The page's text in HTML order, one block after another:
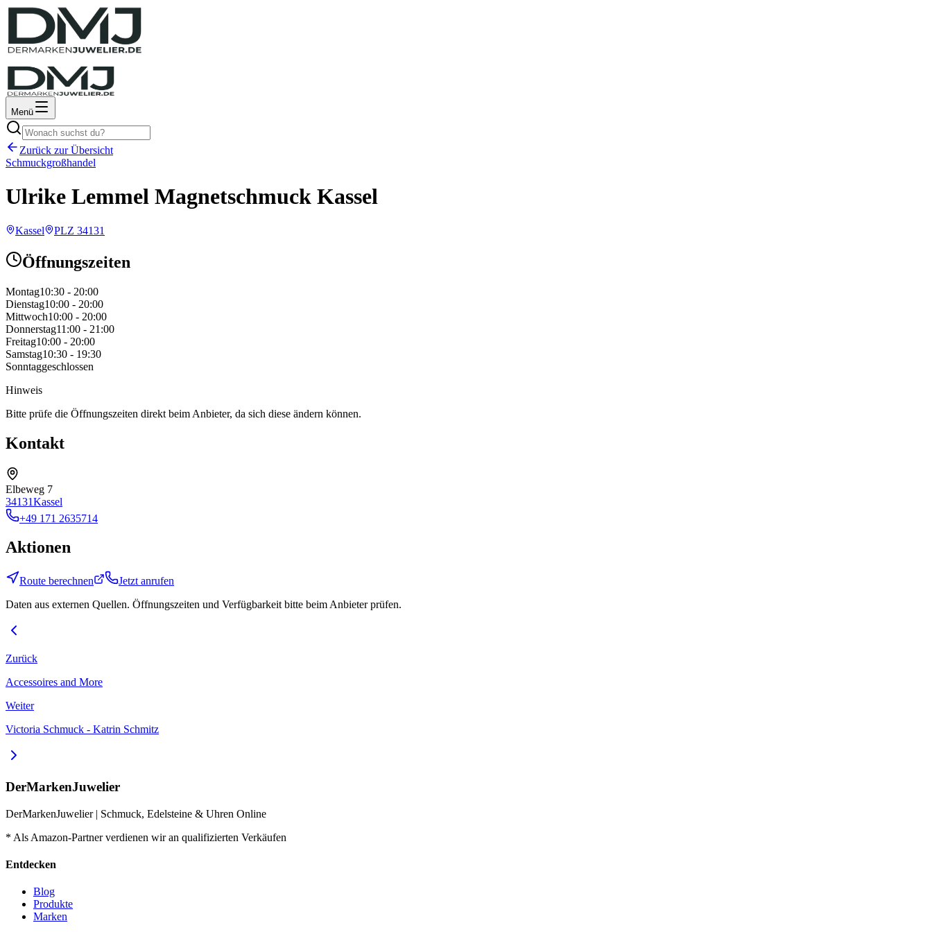
Menü
Zurück zur Übersicht
Schmuckgroßhandel
Ulrike Lemmel Magnetschmuck Kassel
Kassel PLZ 34131
Öffnungszeiten
Montag10:30 - 20:00
Dienstag10:00 - 20:00
Mittwoch10:00 - 20:00
Donnerstag11:00 - 21:00
Freitag10:00 - 20:00
Samstag10:30 - 19:30
Sonntaggeschlossen
Hinweis
Bitte prüfe die Öffnungszeiten direkt beim Anbieter, da sich diese ändern können.
Kontakt
Elbeweg 7
34131Kassel
+49 171 2635714
Aktionen
Route berechnen
Jetzt anrufen
Daten aus externen Quellen. Öffnungszeiten und Verfügbarkeit bitte beim Anbieter prüfen.
Zurück
Accessoires and More
Weiter
Victoria Schmuck - Katrin Schmitz
DerMarkenJuwelier
DerMarkenJuwelier | Schmuck, Edelsteine & Uhren Online
* Als Amazon-Partner verdienen wir an qualifizierten Verkäufen
Entdecken
Blog
Produkte
Marken